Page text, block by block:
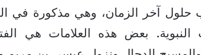
آخر الزمان، وهي مذكورة في
النبوية. بعض هذه العلامات هي